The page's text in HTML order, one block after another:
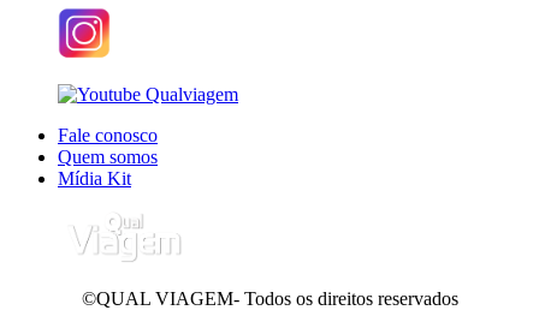
Fale conosco
Quem somos
Mídia Kit
©QUAL VIAGEM- Todos os direitos reservados